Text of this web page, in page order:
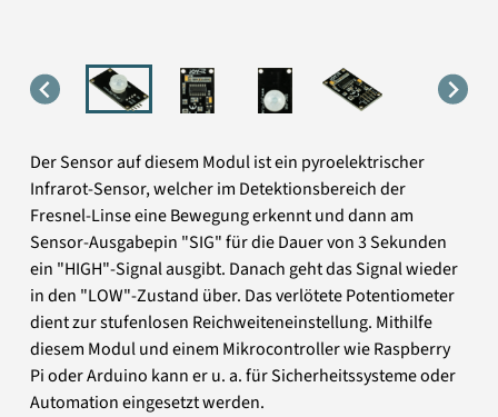
Der Sensor auf diesem Modul ist ein pyroelektrischer
Infrarot-Sensor, welcher im Detektionsbereich der
Fresnel-Linse eine Bewegung erkennt und dann am
Sensor-Ausgabepin "SIG" für die Dauer von 3 Sekunden
ein "HIGH"-Signal ausgibt. Danach geht das Signal wieder
in den "LOW"-Zustand über. Das verlötete Potentiometer
dient zur stufenlosen Reichweiteneinstellung. Mithilfe
diesem Modul und einem Mikrocontroller wie Raspberry
Pi oder Arduino kann er u. a. für Sicherheitssysteme oder
Automation eingesetzt werden.